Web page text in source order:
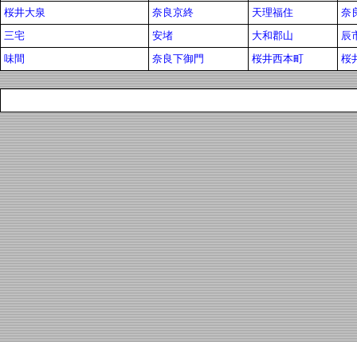
桜井大泉
奈良京終 天理福住
奈
三宅
安堵 大和郡山
辰
味間
奈良下御門 桜井西本町 桜